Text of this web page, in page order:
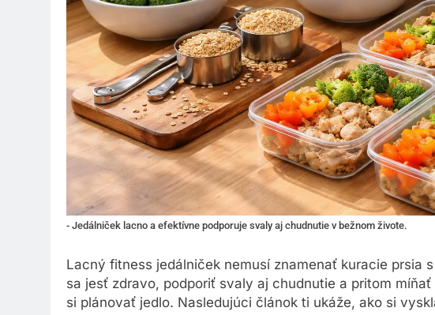
- Jedálniček lacno a efektívne podporuje svaly aj chudnutie v bežnom živote.
Lacný fitness jedálniček nemusí znamenať kuracie prsia
sa jesť zdravo, podporiť svaly aj chudnutie a pritom
si plánovať jedlo. Nasledujúci článok ti ukáže, ako si